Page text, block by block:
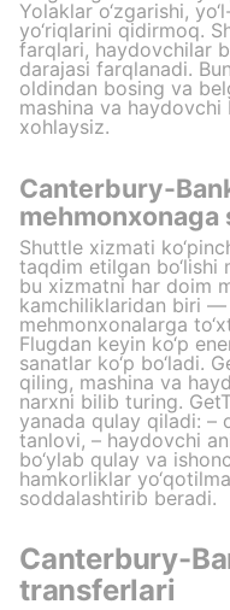
Yolaklar o‘zgarishi,
yo‘riqlarini qidirmoq.
farqlari, haydovchilar
darajasi farqlanadi.
oldindan bosing va
mashina va
xohlaysiz.
Canterbury-
Shuttle xizmati
taqdim etilgan bo‘lishi
bu xizmatni har doim
kamchiliklaridan biri —
mehmonxonalarga
Flugdan keyin ko‘p
sanatlar ko‘p bo‘ladi.
qiling, mashina va
narxni bilib turing.
yanada qulay qiladi: –
tanlovi, – haydovchi
bo‘ylab qulay va
hamkorliklar
soddalashtirib beradi.
Canterbury-
transferlari